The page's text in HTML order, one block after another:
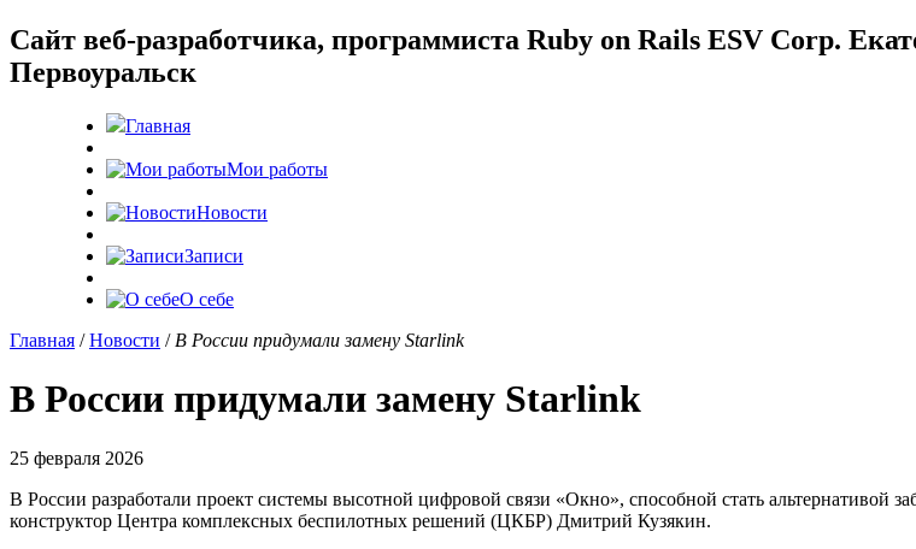
Cайт веб-разработчика, программиста Ruby on Rails ESV Corp.
Первоуральск
Главная
Мои работы
Новости
Записи
О себе
Главная /Новости / В России придумали замену Starlink
В России придумали замену Starlink
25 февраля 2026
В России разработали проект системы высотной цифровой связи «Окно», способной стать
конструктор Центра комплексных беспилотных решений (ЦКБР) Дмитрий Кузякин.